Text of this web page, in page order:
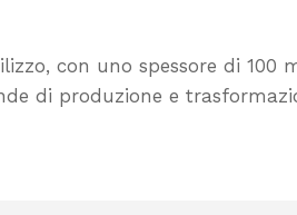
con uno spessore di 100
di produzione e